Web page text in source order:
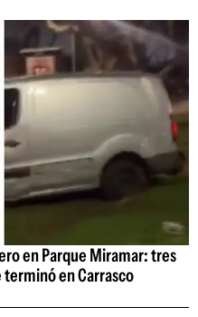
en Parque Miramar: tres
en Carrasco